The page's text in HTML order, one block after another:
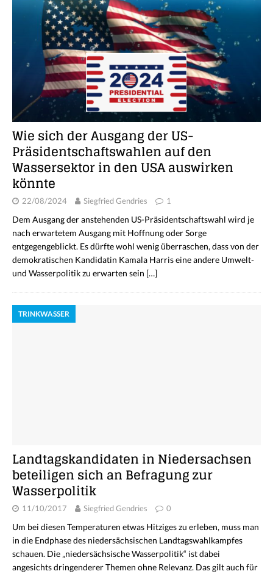
Wie sich der Ausgang der US-
Präsidentschaftswahlen auf den
Wassersektor in den USA auswirken
könnte
22/08/2024 Siegfried Gendries 1
Dem Ausgang der anstehenden US-Präsidentschaftswahl wird je
nach erwartetem Ausgang mit Hoffnung oder Sorge
entgegengeblickt. Es dürfte wohl wenig überraschen, dass von der
demokratischen Kandidatin Kamala Harris eine andere Umwelt-
und Wasserpolitik zu erwarten sein […]
TRINKWASSER
Landtagskandidaten in Niedersachsen
beteiligen sich an Befragung zur
Wasserpolitik
11/10/2017 Siegfried Gendries 0
Um bei diesen Temperaturen etwas Hitziges zu erleben, muss man
in die Endphase des niedersächsischen Landtagswahlkampfes
schauen. Die „niedersächsische Wasserpolitik“ ist dabei
angesichts dringenderer Themen ohne Relevanz. Das gilt auch für